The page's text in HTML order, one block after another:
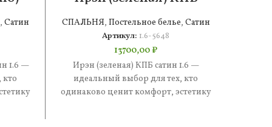
, Сатин
1.6 —
сатин 1.6
СПАЛЬНЯ, Постельное белье, Сатин
Артикул: 1.6-5648
13700,00₽
Ирэн (зеленая) КПБ сатин 1.6 —
идеальный выбор для тех, кто
одинаково ценит комфорт, эстетику